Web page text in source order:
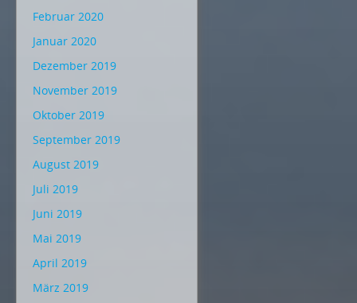
Februar 2020
Januar 2020
Dezember 2019
November 2019
Oktober 2019
September 2019
August 2019
Juli 2019
Juni 2019
Mai 2019
April 2019
März 2019